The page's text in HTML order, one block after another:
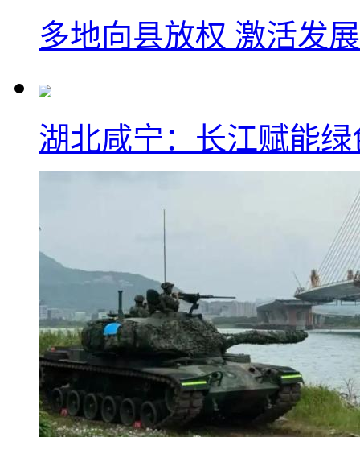
多地向县放权 激活发
湖北咸宁：长江赋能